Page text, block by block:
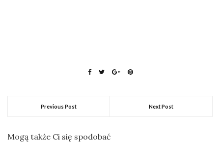
Previous Post Next Post
Mogą także Ci się spodobać